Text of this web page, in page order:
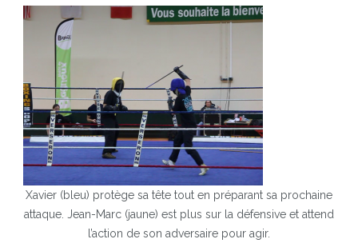
Xavier (bleu) protège sa tête tout en préparant sa prochaine
attaque. Jean-Marc (jaune) est plus sur la défensive et attend
l’action de son adversaire pour agir.